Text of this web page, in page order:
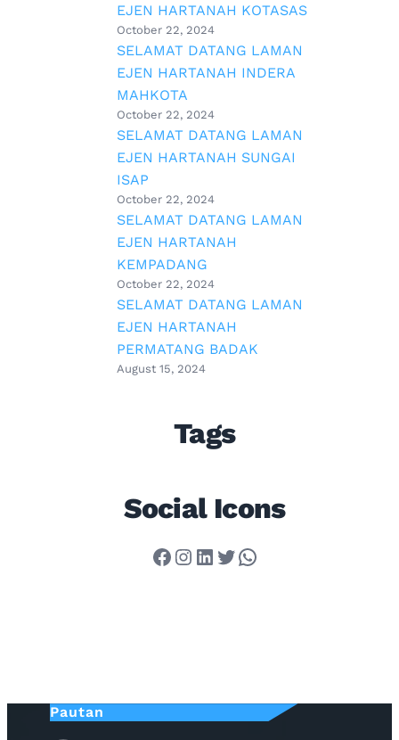
EJEN HARTANAH KOTASAS
October 22, 2024
SELAMAT DATANG LAMAN
EJEN HARTANAH INDERA
MAHKOTA
October 22, 2024
SELAMAT DATANG LAMAN
EJEN HARTANAH SUNGAI
ISAP
October 22, 2024
SELAMAT DATANG LAMAN
EJEN HARTANAH
KEMPADANG
October 22, 2024
SELAMAT DATANG LAMAN
EJEN HARTANAH
PERMATANG BADAK
August 15, 2024
Tags
Social Icons
Facebook Instagram LinkedIn Twitter WhatsApp
Pautan